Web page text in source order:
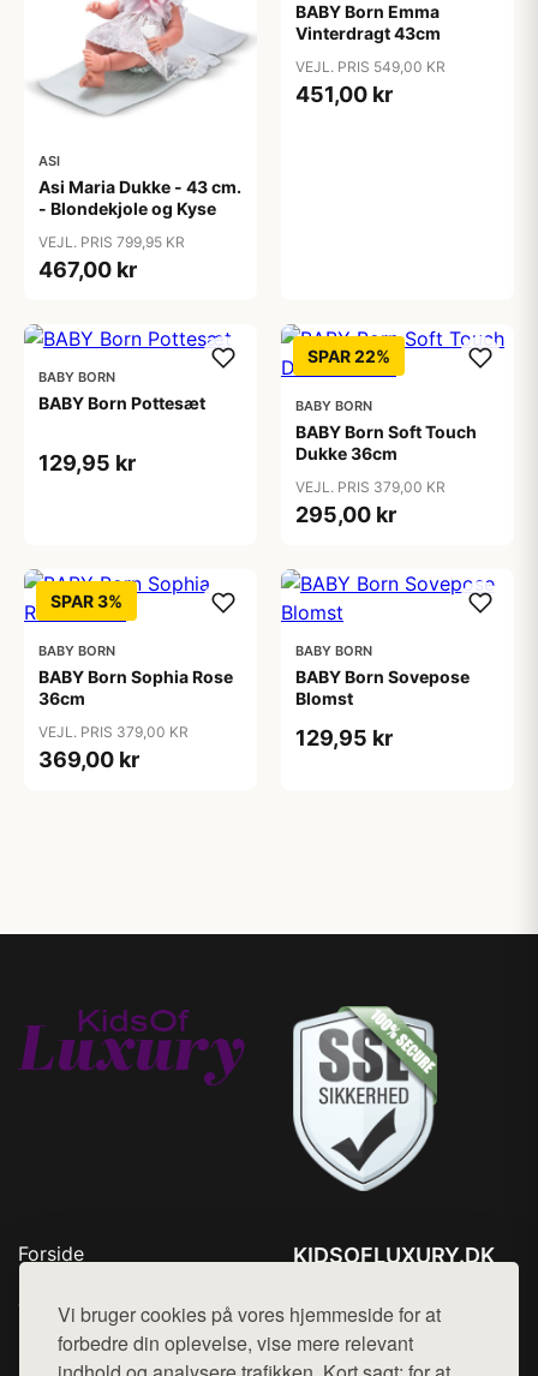
Vi bruger cookies på vores hjemmeside for at
forbedre din oplevelse, vise mere relevant
ASI
Asi Maria Dukke - 43 cm.
- Blondekjole og Kyse
VEJL. PRIS 799,95 KR
467,00 kr
BABY Born Emma
Vinterdragt 43cm
VEJL. PRIS 549,00 KR
451,00 kr
BABY BORN
BABY Born Pottesæt
129,95 kr
SPAR 22%
BABY BORN
BABY Born Soft Touch
Dukke 36cm
VEJL. PRIS 379,00 KR
295,00 kr
SPAR 3%
BABY BORN
BABY Born Sophia Rose
36cm
VEJL. PRIS 379,00 KR
369,00 kr
BABY BORN
BABY Born Sovepose
Blomst
129,95 kr
Forside
Top Rabatter
Kontakt
KIDSOFLUXURY.DK
Mail: hej@want.dk